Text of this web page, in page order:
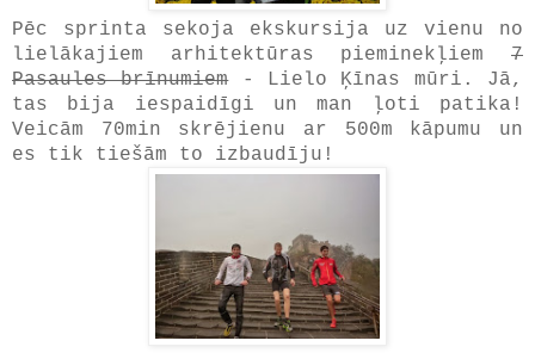
Pēc sprinta sekoja ekskursija uz vienu no
lielākajiem arhitektūras pieminekļiem 7
Pasaules brīnumiem- Lielo Ķīnas mūri. Jā,
tas bija iespaidīgi un man ļoti patika!
Veicām 70min skrējienu ar 500m kāpumu un
es tik tiešām to izbaudīju!